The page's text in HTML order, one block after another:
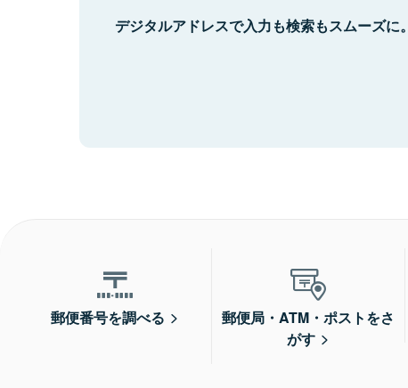
デジタルアドレスで入力も検索もスムーズに。
郵便番号を調べる
郵便局・ATM・ポストをさ
がす